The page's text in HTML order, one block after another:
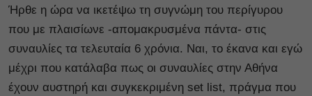
Ήρθε η ώρα να ικετέψω τη συγνώμη του περίγυρου
που με πλαισίωνε -απομακρυσμένα πάντα- στις
συναυλίες τα τελευταία 6 χρόνια. Ναι, το έκανα και εγώ
μέχρι που κατάλαβα πως οι συναυλίες στην Αθήνα
έχουν αυστηρή και συγκεκριμένη set list, πράγμα που